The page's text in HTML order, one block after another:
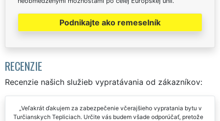
Podnikajte ako remeselník
RECENZIE
Recenzie našich služieb vypratávania od zákazníkov:
Veľakrát ďakujem za zabezpečenie včerajšieho vypratania bytu v
Turčianskych Tepliciach. Určite vás budem všade odporúčať, pretože